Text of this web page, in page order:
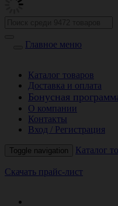
Главное меню
Каталог товаров
Доставка и оплата
Бонусная
О компании
Контакты
Вход / Регистрация
Toggle navigation Каталог
Скачать прайс-лист